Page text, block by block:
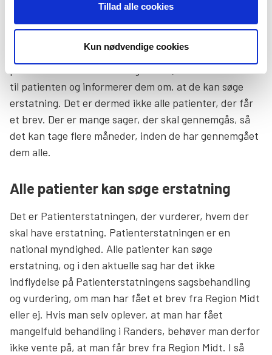
Tillad alle cookies
Kun nødvendige cookies
Midt nu ved at gennemgå et meget stort antal
patienters journaler for at vurdere, hvem de skal
væsentlig under faglig standart eller væsentlige
til patienten og informerer dem om, at de kan søge
erstatning. Det er dermed ikke alle patienter, der får
et brev. Der er mange sager, der skal gennemgås, så
det kan tage flere måneder, inden de har gennemgået
dem alle.
Alle patienter kan søge erstatning
Det er Patienterstatningen, der vurderer, hvem der
skal have erstatning. Patienterstatningen er en
national myndighed. Alle patienter kan søge
erstatning, og i den aktuelle sag har det ikke
indflydelse på Patienterstatningens sagsbehandling
og vurdering, om man har fået et brev fra Region Midt
eller ej. Hvis man selv oplever, at man har fået
mangelfuld behandling i Randers, behøver man derfor
ikke vente på, at man får brev fra Region Midt. I så